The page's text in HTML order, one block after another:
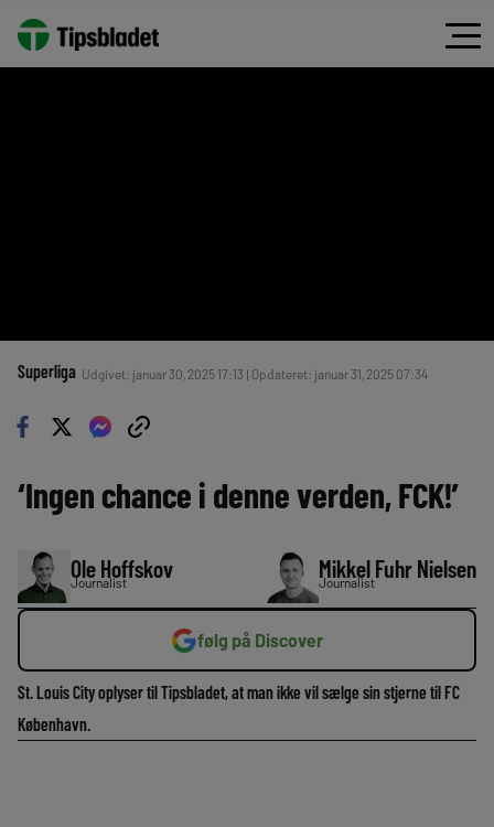
Superliga Udgivet: januar 30, 2025 17:13 | Opdateret: januar 31, 2025 07:34
‘Ingen chance i denne verden, FCK!’
Ole Hoffskov
Journalist Mikkel Fuhr Nielsen
Journalist
følg på Discover
St. Louis City oplyser til Tipsbladet, at man ikke vil sælge sin stjerne til FC
København.